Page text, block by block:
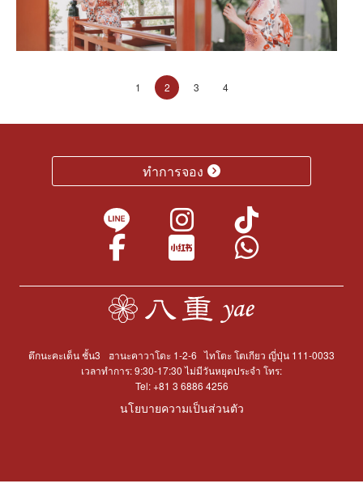
1 2 3 4
ทำการจอง
ตึกนะคะเด็น ชั้น3 ฮานะคาวาโดะ 1-2-6 ไทโตะ โตเกียว ญี่ปุ่น 111-0033
เวลาทำการ: 9:30-17:30 ไม่มีวันหยุดประจำ โทร:
Tel:+81 3 6886 4256
นโยบายความเป็นส่วนตัว